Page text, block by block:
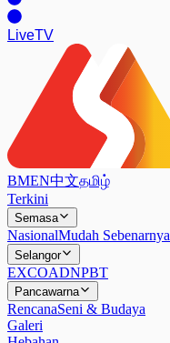
LiveTV
BMEN中文தமிழ்
Terkini
Semasa
NasionalMudah Sebenarnya
Selangor
EXCOADNPBT
Pancawarna
RencanaSeni & Budaya
Galeri